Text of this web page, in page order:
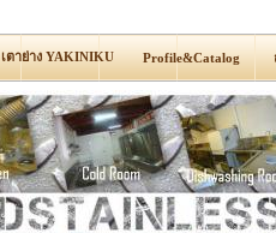
เตาย่าง YAKINIKU Profile&Catalog